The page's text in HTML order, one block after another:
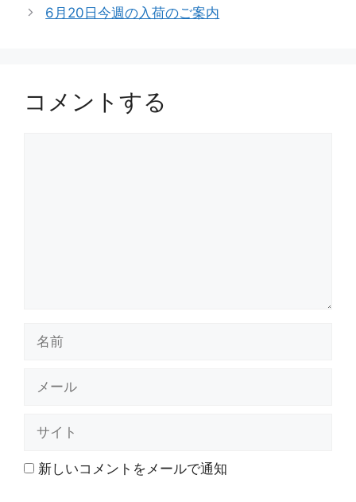
リ
6月20日今週の入荷のご案内
コメントする
ト 新しいコメントをメールで通知